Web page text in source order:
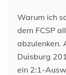
Warum ich
dem FCSP
abzulenken.
Duisburg
ein 2:1-